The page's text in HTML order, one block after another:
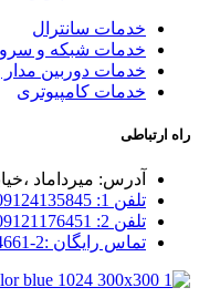
خدمات سانترال
خدمات شبکه و
خدمات دوربین مدار
خدمات کامپیوتری
راه ارتباطی
آدرس: میرداماد
تلفن 1: 09124135845
تلفن 2: 09121176451
تماس رایگان :2-02192004661